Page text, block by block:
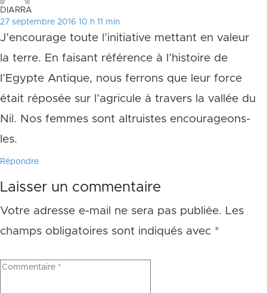
DIARRA
27 septembre 2016 10 h 11 min
J’encourage toute l’initiative mettant en valeur
la terre. En faisant référence à l’histoire de
l’Egypte Antique, nous ferrons que leur force
était réposée sur l’agricule à travers la vallée du
Nil. Nos femmes sont altruistes encourageons-
les.
Répondre
Laisser un commentaire
Votre adresse e-mail ne sera pas publiée. Les
champs obligatoires sont indiqués avec *